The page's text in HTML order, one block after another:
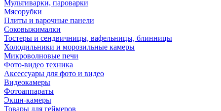
Мультиварки, пароварки
Мясорубки
Плиты и варочные панели
Соковыжималки
Тостеры и сендвичницы, вафельницы, блинницы
Холодильники и морозильные камеры
Микроволновые печи
Фото-видео техника
Аксессуары для фото и видео
Видеокамеры
Фотоаппараты
Экшн-камеры
Товары для геймеров